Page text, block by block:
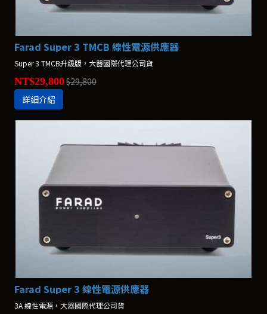
Farad Super 3 TMCB 線性電源供應器
Super 3 TMCB升級版，大器國際代理公司貨
NT$29,800$29,800
詳細介紹
Farad Super 3 線性電源供應器
3A 線性電源，大器國際代理公司貨